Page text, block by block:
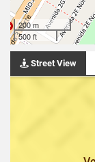
200 m
500 ft
Street View